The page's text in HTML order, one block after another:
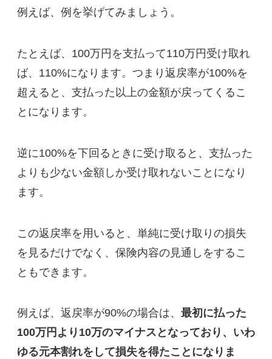
例えば、例を挙げてみましょう。
たとえば、100万円を支払って110万円受け取れ
ば、110%になります。つまり返戻率が100%を
超えると、支払った以上の金額が戻ってくるこ
とになります。
逆に100%を下回るときに受け取ると、支払った
よりも少ない金額しか受け取れないことになり
ます。
この返戻率を用いると、単純に受け取りの損失
を見るだけでなく、保険内容の見通しをするこ
ともできます。
例えば、返戻率が90%の場合は、 最初に払った
100万円より10万のマイナスとなっており、いわ
ゆる元本割れをして損失を得たことになりま